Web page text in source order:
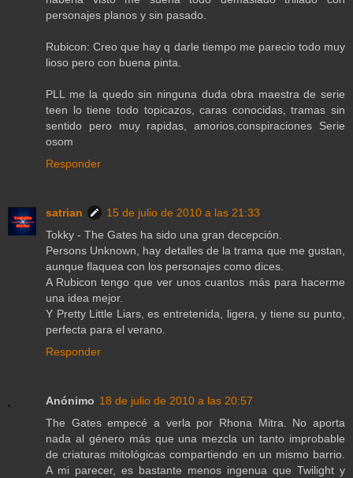
personajes planos y sin pasado.
Rubicon: Creo que hay q darle tiempo me parecio todo muy
lioso pero con buena pinta.
PLL me la quedo sin ninguna duda obra maestra de serie
teen lo tiene todo topicazos, caras conocidas, tramas sin
sentido pero muy rapidas, amorios,conspiraciones Serie
osom
Responder
satrian
15 de julio de 2010 a las 21:33
Tokky - The Gates ha sido una gran decepción.
Persons Unknown, hay detalles de la trama que me gustan,
aunque flaquea con los personajes como dices.
A Rubicon tengo que ver unos cuantos más para hacerme
una idea mejor.
Y Pretty Little Liars, es entretenida, ligera, y tiene su punto,
perfecta para el verano.
Responder
Anónimo 18 de julio de 2010 a las 20:57
The Gates empecé a verla por Rhona Mitra. No aporta
nada al género más que una mezcla un tanto improbable
de criaturas mitológicas compartiendo en un mismo barrio.
A mi parecer, es bastante menos ingenua que Twilight y